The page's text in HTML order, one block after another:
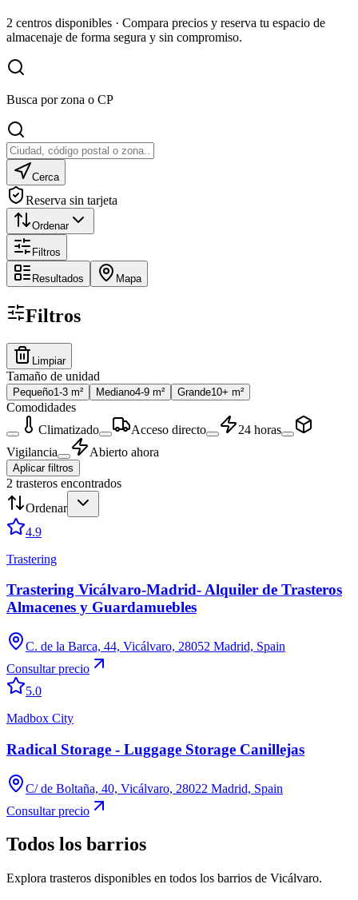
2 centros disponibles · Compara precios y reserva tu espacio de
almacenaje de forma segura y sin compromiso.
Busca por zona o CP
Cerca
Reserva sin tarjeta
Ordenar
Filtros
Resultados Mapa
Filtros
Limpiar
Tamaño de unidad
Pequeño1-3 m² Mediano4-9 m² Grande10+ m²
Comodidades
Climatizado
Acceso directo
24 horas
Vigilancia
Abierto ahora
Aplicar filtros
2 trasteros encontrados
Ordenar
4.9
Trastering
Trastering Vicálvaro-Madrid- Alquiler de Trasteros
Almacenes y Guardamuebles
C. de la Barca, 44, Vicálvaro, 28052 Madrid, Spain
Consultar precio
5.0
Madbox City
Radical Storage - Luggage Storage Canillejas
C/ de Boltaña, 40, Vicálvaro, 28022 Madrid, Spain
Consultar precio
Todos los barrios
Explora trasteros disponibles en todos los barrios de Vicálvaro.